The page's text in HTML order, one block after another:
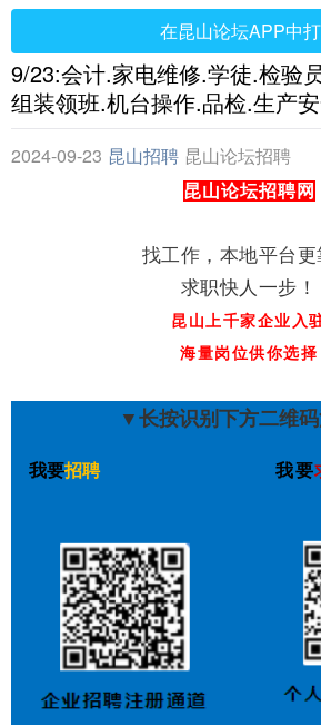
在昆山论坛APP中
9/23:会计.家电维修.学徒.检验
组装领班.机台操作.品检.生产
2024-09-23 昆山招聘 昆山论坛招聘
网
昆山论坛招聘网
找工作，本地平台更
求职快人一步！
昆山上千家企业入
海量岗位供你选择
▼长按识别下方二维
我要招聘 我要